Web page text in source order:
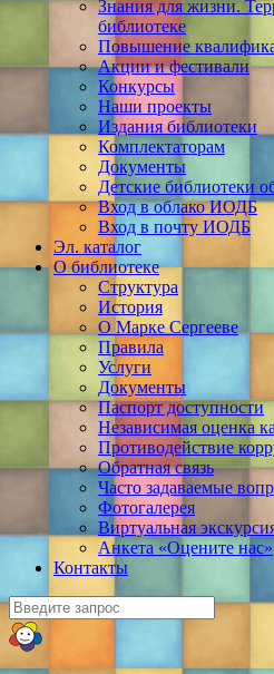
Знания для жизни.
библиотеке
Повышение
Акции и фестивали
Конкурсы
Наши проекты
Издания библиотеки
Комплектаторам
Документы
Детские библиотеки
Вход в облако ИОДБ
Вход в почту ИОДБ
Эл. каталог
О библиотеке
Структура
История
О Марке Сергееве
Правила
Услуги
Документы
Паспорт доступности
Независимая оценка
Противодействие
Обратная связь
Часто задаваемые
Фотогалерея
Виртуальная
Анкета «Оцените нас»
Контакты